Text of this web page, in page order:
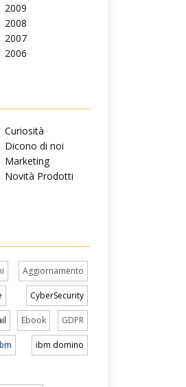
2009
2008
2007
2006
Curiosità
Dicono di noi
Marketing
Novità Prodotti
Aggiornamento
CyberSecurity
Ebook GDPR
ibm domino